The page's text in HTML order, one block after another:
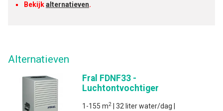
Bekijkalternatieven.
Alternatieven
Fral FDNF33 -
Luchtontvochtiger
1-155 m2
| 32 liter water/dag |